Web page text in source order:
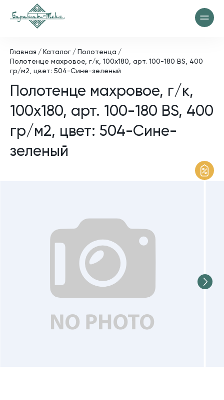
Главная Каталог
Полотенца
Полотенце махровое, г/к, 100х180, арт. 100-180 BS, 400
гр/м2, цвет: 504-Сине-зеленый
Полотенце махровое, г/к,
100х180, арт. 100-180 BS, 400
гр/м2, цвет: 504-Сине-
зеленый